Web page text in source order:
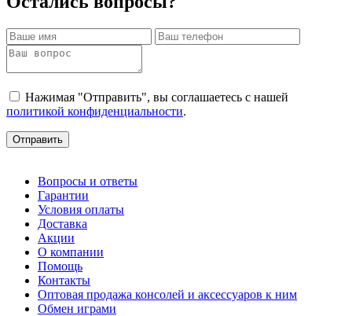
Нажимая "Отправить", вы соглашаетесь с нашей
политикой конфиденциальности.
Отправить
Вопросы и ответы
Гарантии
Условия оплаты
Доставка
Акции
О компании
Помощь
Контакты
Оптовая продажа консолей и аксессуаров к ним
Обмен играми